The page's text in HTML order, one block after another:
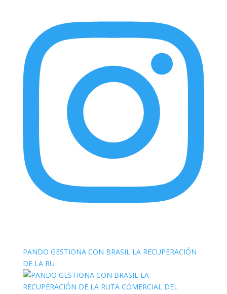
PANDO GESTIONA CON BRASIL LA RECUPERACIÓN
DE LA RU